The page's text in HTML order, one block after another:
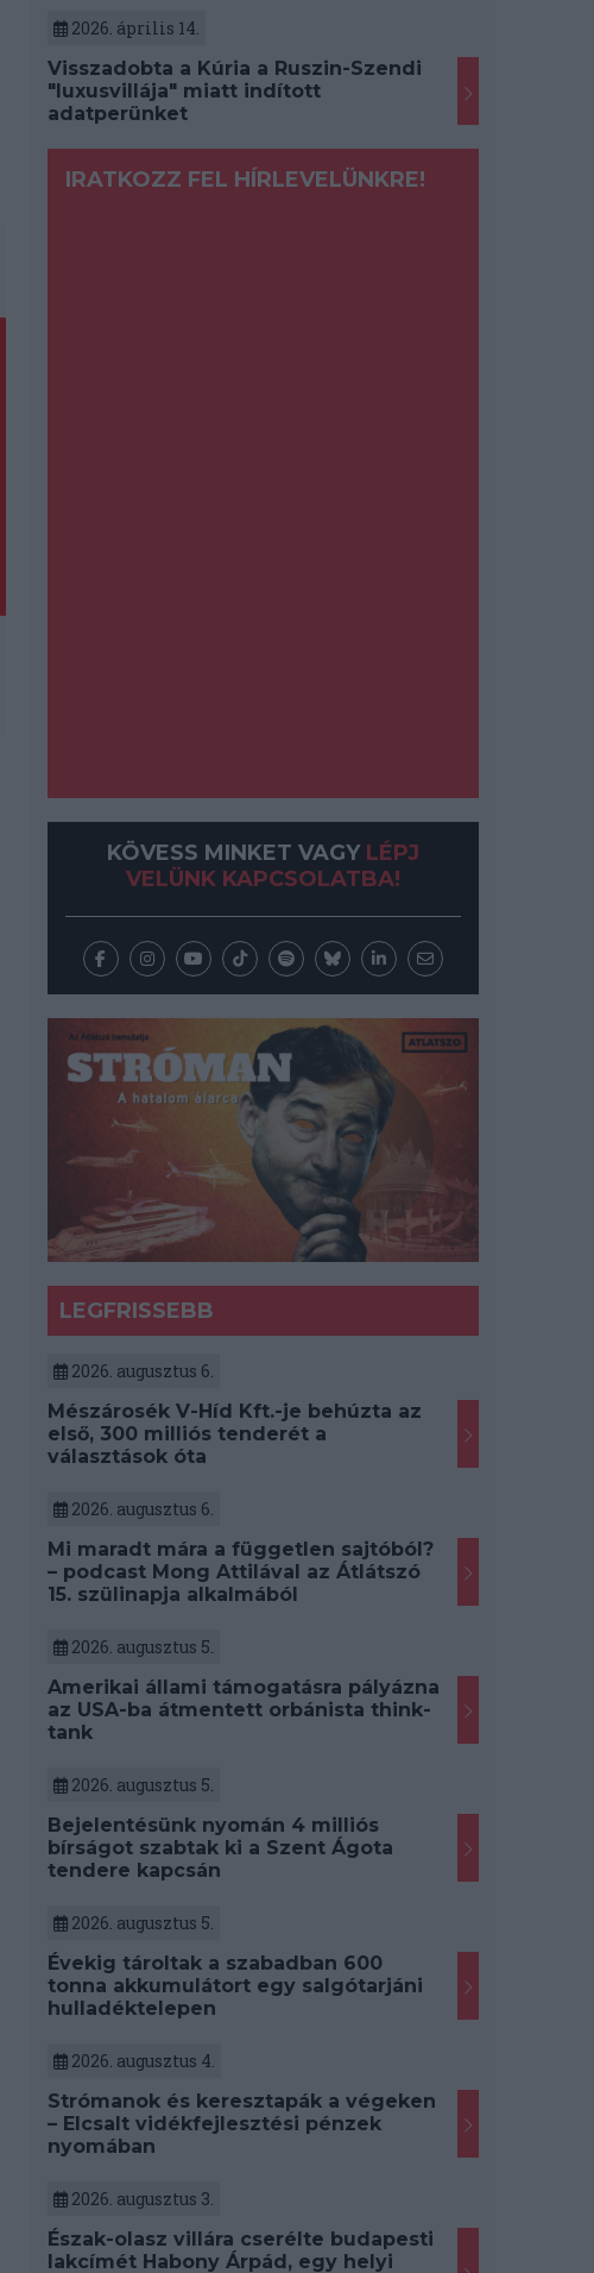
2026. április 14.
Visszadobta a Kúria a Ruszin-Szendi
"luxusvillája" miatt indított
adatperünket
IRATKOZZ FEL HÍRLEVELÜNKRE!
KÖVESS MINKET VAGY LÉPJ
VELÜNK KAPCSOLATBA!
LEGFRISSEBB
2026. augusztus 6.
Mészárosék V-Híd Kft.-je behúzta az
első, 300 milliós tenderét a
választások óta
2026. augusztus 6.
Mi maradt mára a független sajtóból?
– podcast Mong Attilával az Átlátszó
15. szülinapja alkalmából
2026. augusztus 5.
Amerikai állami támogatásra pályázna
az USA-ba átmentett orbánista think-
tank
2026. augusztus 5.
Bejelentésünk nyomán 4 milliós
bírságot szabtak ki a Szent Ágota
tendere kapcsán
2026. augusztus 5.
Évekig tároltak a szabadban 600
tonna akkumulátort egy salgótarjáni
hulladéktelepen
2026. augusztus 4.
Strómanok és keresztapák a végeken
– Elcsalt vidékfejlesztési pénzek
nyomában
2026. augusztus 3.
Észak-olasz villára cserélte budapesti
lakcímét Habony Árpád, egy helyi